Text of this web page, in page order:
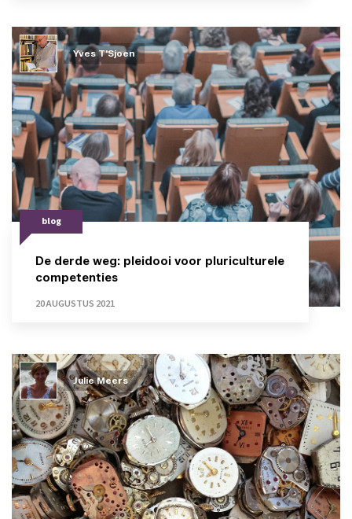
blog
De derde weg: pleidooi voor pluriculturele
competenties
20 AUGUSTUS 2021
Yves T'Sjoen
Julie Meers